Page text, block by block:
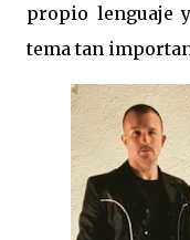
propio lenguaje
tema tan